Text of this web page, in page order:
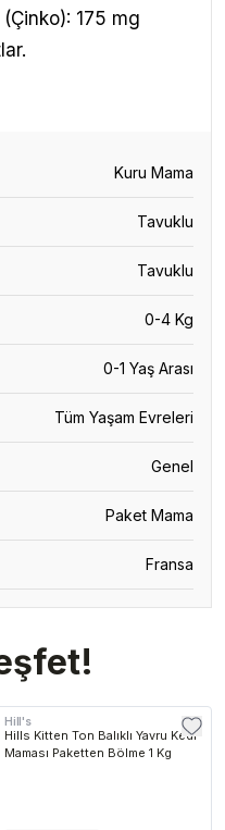
175 mg
Kuru Mama
Tavuklu
Tavuklu
0-4 Kg
0-1 Yaş Arası
Tüm Yaşam Evreleri
Genel
Paket Mama
Fransa
Hill's
Hills Kitten Ton Balıklı Yavru Kedi
Maması Paketten Bölme 1 Kg